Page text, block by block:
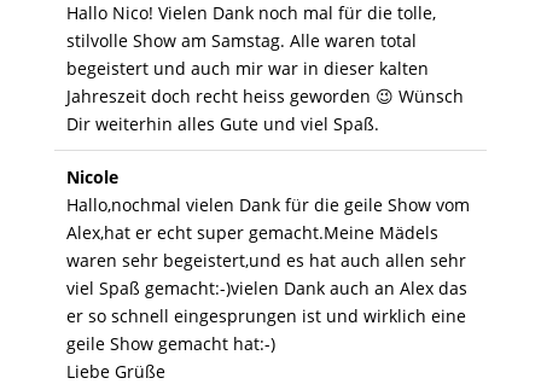
Hallo Nico! Vielen Dank noch mal für die tolle,
stilvolle Show am Samstag. Alle waren total
begeistert und auch mir war in dieser kalten
Jahreszeit doch recht heiss geworden 😉 Wünsch
Dir weiterhin alles Gute und viel Spaß.
Nicole
Hallo,nochmal vielen Dank für die geile Show vom
Alex,hat er echt super gemacht.Meine Mädels
waren sehr begeistert,und es hat auch allen sehr
viel Spaß gemacht:-)vielen Dank auch an Alex das
er so schnell eingesprungen ist und wirklich eine
geile Show gemacht hat:-)
Liebe Grüße